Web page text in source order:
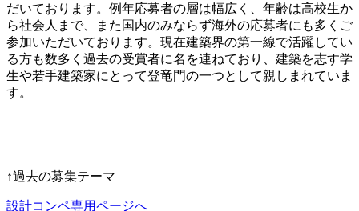
だいております。例年応募者の層は幅広く、年齢は高校生か
ら社会人まで、また国内のみならず海外の応募者にも多くご
参加いただいております。現在建築界の第一線で活躍してい
る方も数多く過去の受賞者に名を連ねており、建築を志す学
生や若手建築家にとって登竜門の一つとして親しまれていま
す。
↑過去の募集テーマ
設計コンペ専用ページへ